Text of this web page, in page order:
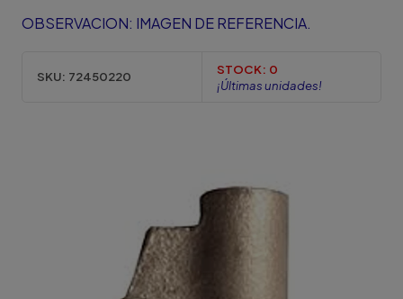
OBSERVACION: IMAGEN DE REFERENCIA.
SKU: 72450220 STOCK: 0
¡Últimas unidades!